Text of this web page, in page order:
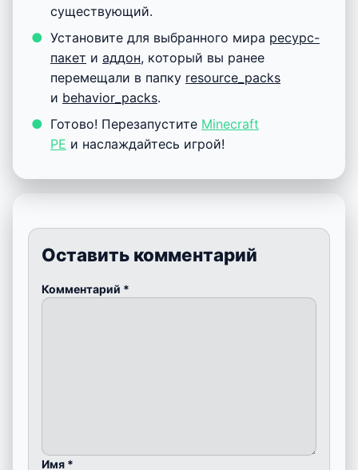
существующий.
Установите для выбранного мира ресурс-
пакет и аддон, который вы ранее
перемещали в папку resource_packs
и behavior_packs.
Готово! Перезапустите Minecraft
PE и наслаждайтесь игрой!
Оставить комментарий
Комментарий *
Имя *